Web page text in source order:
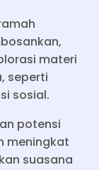
materi
seperti
sosial.
potensi
meningkat
suasana